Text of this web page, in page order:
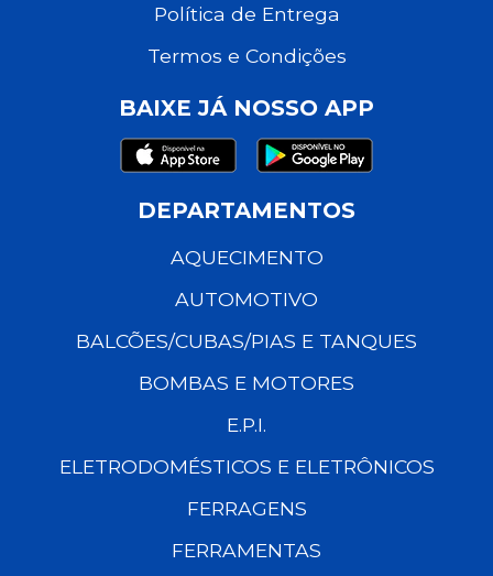
Política de Entrega
Termos e Condições
BAIXE JÁ NOSSO APP
DEPARTAMENTOS
AQUECIMENTO
AUTOMOTIVO
BALCÕES/CUBAS/PIAS E TANQUES
BOMBAS E MOTORES
E.P.I.
ELETRODOMÉSTICOS E ELETRÔNICOS
FERRAGENS
FERRAMENTAS